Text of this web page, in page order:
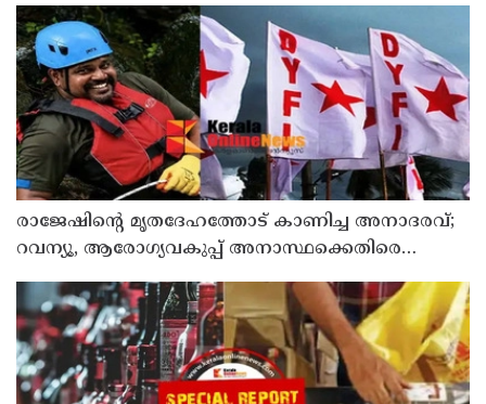
നടപടിയെന്ന് കളക്ടർ
രാജേഷിന്റെ മൃതദേഹത്തോട് കാണിച്ച അനാദരവ്;
റവന്യൂ, ആരോഗ്യവകുപ്പ് അനാസ്ഥക്കെതിരെ
ശക്തമായ പ്രതിഷേധത്തിലേക്ക്